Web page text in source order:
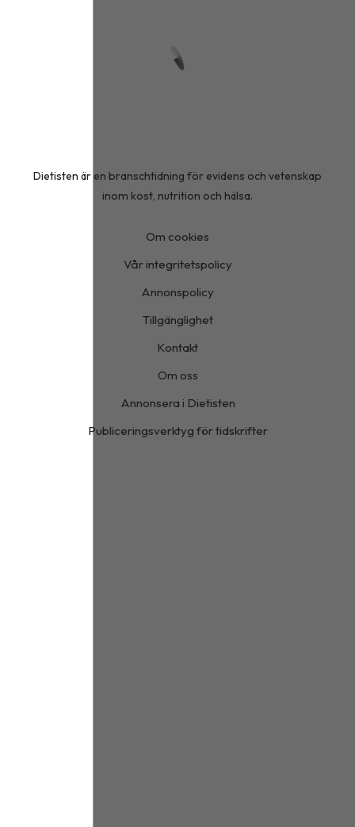
Dietisten är en branschtidning för evidens och vetenskap
inom kost, nutrition och hälsa.
Om cookies
Vår integritetspolicy
Annonspolicy
Tillgänglighet
Kontakt
Om oss
Annonsera i Dietisten
Publiceringsverktyg för tidskrifter